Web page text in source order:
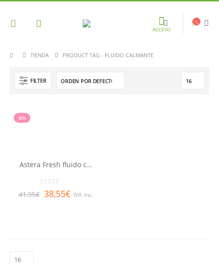
ACCESO
TIENDA PRODUCT TAG - FLUIDO CALMANTE
FILTER
-8%
Astera Fresh fluido calmante 50 ml RENE FURTERER
41,95€ 38,55€ IVA inc.